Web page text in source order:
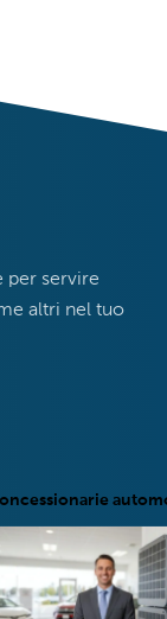
per servire
altri nel tuo